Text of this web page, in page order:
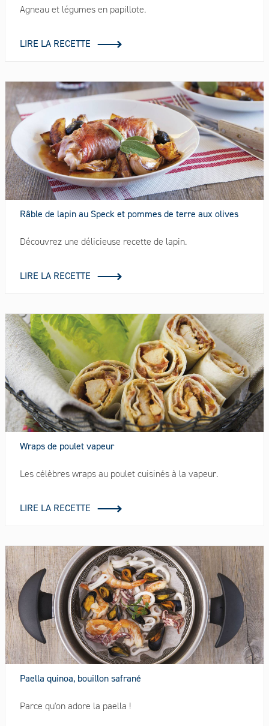
Agneau et légumes en papillote.
LIRE LA RECETTE
Râble de lapin au Speck et pommes de terre aux olives
Découvrez une délicieuse recette de lapin.
LIRE LA RECETTE
Wraps de poulet vapeur
Les célèbres wraps au poulet cuisinés à la vapeur.
LIRE LA RECETTE
Paella quinoa, bouillon safrané
Parce qu'on adore la paella !